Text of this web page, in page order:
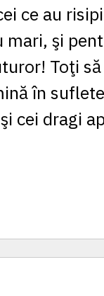
ce au
mari, şi
Toţi
în
cei dragi